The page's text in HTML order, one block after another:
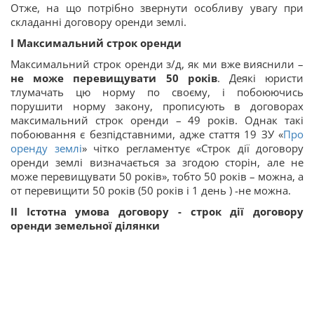
Отже, на що потрібно звернути особливу увагу при
складанні договору оренди землі.
І Максимальний строк оренди
Максимальний строк оренди з/д, як ми вже вияснили –
не може перевищувати 50 років. Деякі юристи
тлумачать цю норму по своєму, і побоюючись
порушити норму закону, прописують в договорах
максимальний строк оренди – 49 років. Однак такі
побоювання є безпідставними, адже стаття 19 ЗУ «Про
оренду землі» чітко регламентує «Строк дії договору
оренди землі визначається за згодою сторін, але не
може перевищувати 50 років», тобто 50 років – можна, а
от перевищити 50 років (50 років і 1 день ) -не можна.
ІІ Істотна умова договору - строк дії договору
оренди земельної ділянки